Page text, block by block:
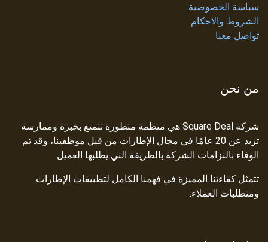
سياسة الخصوصية
الشروط والاحكام
تواصل معنا
من نحن
شركة Square Deal هي منظمة متطورة تتمتع بخبرة وممارسة
تزيد عن 20 عامًا في مجال الإطارات من قبل موظفينا، وقد تم
الوفاء بالتزامات الشركة بالطريقة التي يطلبها العميل
تتمثل كفاءتنا المميزة في فهمنا الكامل لتطبيقات الإطارات
ومتطلبات العملاء.